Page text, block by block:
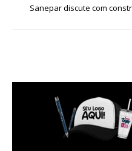
Sanepar discute com